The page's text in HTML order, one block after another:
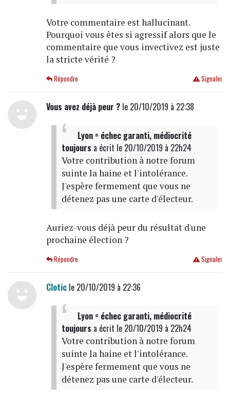
Votre commentaire est hallucinant.
Pourquoi vous êtes si agressif alors que le
commentaire que vous invectivez est juste
la stricte vérité ?
Signaler
Répondre
Vous avez déjà peur ?le 20/10/2019 à 22:38
Lyon = échec garanti, médiocrité
toujours a écrit le 20/10/2019 à 22h24
Votre contribution à notre forum
suinte la haine et l'intolérance.
J'espère fermement que vous ne
détenez pas une carte d'électeur.
Auriez-vous déjà peur du résultat d'une
prochaine élection ?
Signaler
Répondre
Cloticle 20/10/2019 à 22:36
Lyon = échec garanti, médiocrité
toujours a écrit le 20/10/2019 à 22h24
Votre contribution à notre forum
suinte la haine et l'intolérance.
J'espère fermement que vous ne
détenez pas une carte d'électeur.